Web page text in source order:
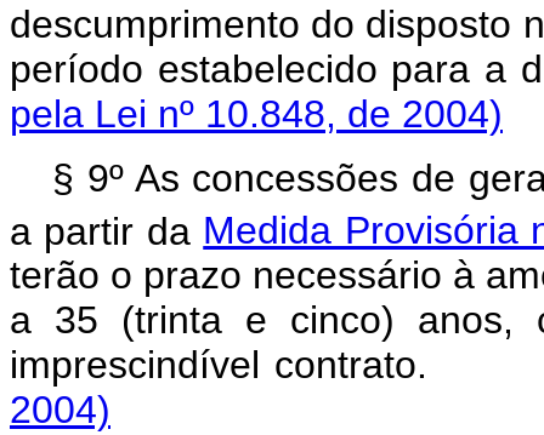
descumprimento do disposto
período estabelecido
pela Lei nº 10.848, de 2004)
§ 9º As concessões de
a partir da Medida Provisória
terão o prazo necessário à
a 35 (trinta e cinco) anos,
imprescindível
2004)